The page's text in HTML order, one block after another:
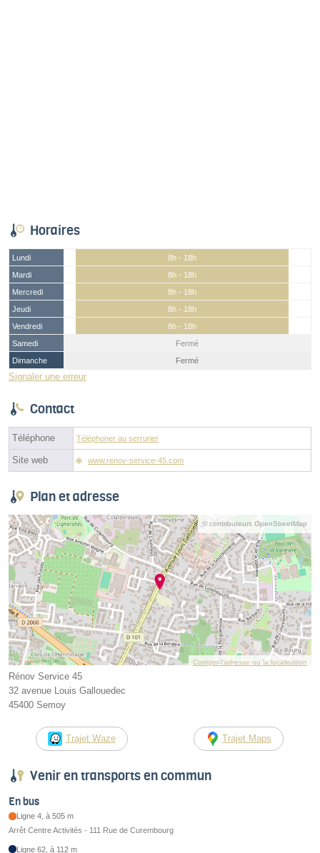
Horaires
Lundi
8h - 18h
Mardi
8h - 18h
Mercredi
8h - 18h
Jeudi
8h - 18h
Vendredi
8h - 18h
Samedi
Fermé
Dimanche
Fermé
Signaler une erreur
Contact
Téléphone Téléphoner au serrurier
Site web www.renov-service-45.com
Plan et adresse
© contributeurs OpenStreetMap
Corriger l’adresse ou la localisation
Rénov Service 45
32 avenue Louis Gallouedec
45400 Semoy
Trajet Waze Trajet Maps
Venir en transports en commun
En bus
Ligne 4, à 505 m
Arrêt Centre Activités - 111 Rue de Curembourg
Ligne 62, à 112 m